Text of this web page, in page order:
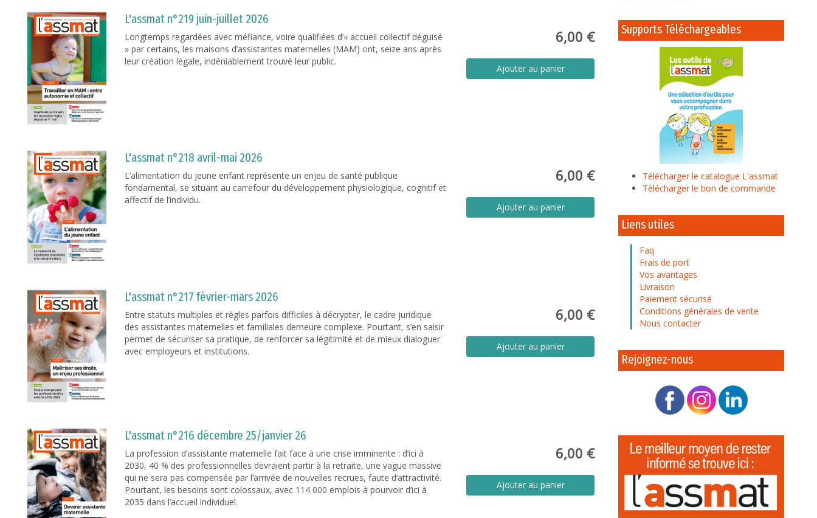
L'assmat n°219 juin-juillet 2026
Longtemps regardées avec méfiance, voire qualifiées d’« accueil collectif déguisé
» par certains, les maisons d’assistantes maternelles (MAM) ont, seize ans après
leur création légale, indéniablement trouvé leur public.
6,00 €
Ajouter au panier
L'assmat n°218 avril-mai 2026
L’alimentation du jeune enfant représente un enjeu de santé publique
fondamental, se situant au carrefour du développement physiologique, cognitif et
affectif de l’individu.
6,00 €
Ajouter au panier
L'assmat n°217 février-mars 2026
Entre statuts multiples et règles parfois difficiles à décrypter, le cadre juridique
des assistantes maternelles et familiales demeure complexe. Pourtant, s’en saisir
permet de sécuriser sa pratique, de renforcer sa légitimité et de mieux dialoguer
avec employeurs et institutions.
6,00 €
Ajouter au panier
L'assmat n°216 décembre 25/janvier 26
La profession d’assistante maternelle fait face à une crise imminente : d’ici à
2030, 40 % des professionnelles devraient partir à la retraite, une vague massive
qui ne sera pas compensée par l’arrivée de nouvelles recrues, faute d’attractivité.
Pourtant, les besoins sont colossaux, avec 114 000 emplois à pourvoir d’ici à
2035 dans l’accueil individuel.
6,00 €
Ajouter au panier
Supports Téléchargeables
Télécharger le catalogue L'assmat
Télécharger le bon de commande
Liens utiles
Faq
Frais de port
Vos avantages
Livraison
Paiement sécurisé
Conditions générales de vente
Nous contacter
Rejoignez-nous